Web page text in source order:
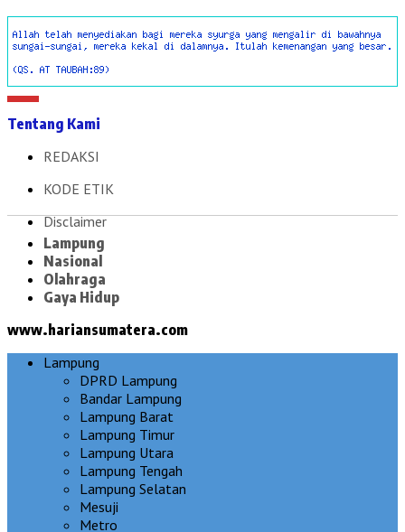
Tentang Kami
REDAKSI
KODE ETIK
Disclaimer
Lampung
Nasional
Olahraga
Gaya Hidup
www.hariansumatera.com
Lampung
DPRD Lampung
Bandar Lampung
Lampung Barat
Lampung Timur
Lampung Utara
Lampung Tengah
Lampung Selatan
Mesuji
Metro